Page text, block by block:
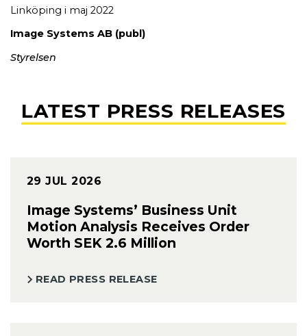
Linköping i maj 2022
Image Systems AB (publ)
Styrelsen
LATEST PRESS RELEASES
29 JUL 2026
Image Systems’ Business Unit
Motion Analysis Receives Order
Worth SEK 2.6 Million
READ PRESS RELEASE